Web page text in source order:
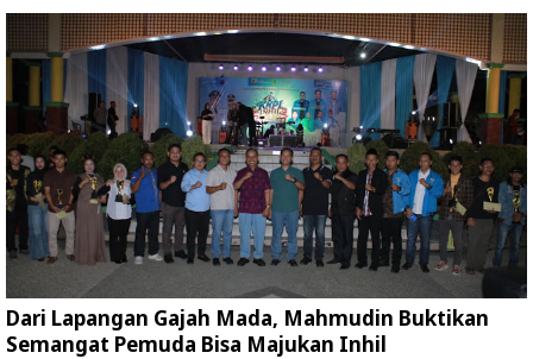
Dari Lapangan Gajah Mada, Mahmudin Buktikan
Semangat Pemuda Bisa Majukan Inhil